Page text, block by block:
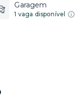
Garagem
1 vaga disponível